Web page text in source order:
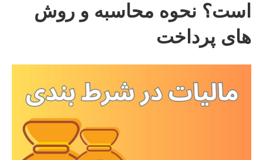
است؟ نحوه محاسبه و روش
های پرداخت